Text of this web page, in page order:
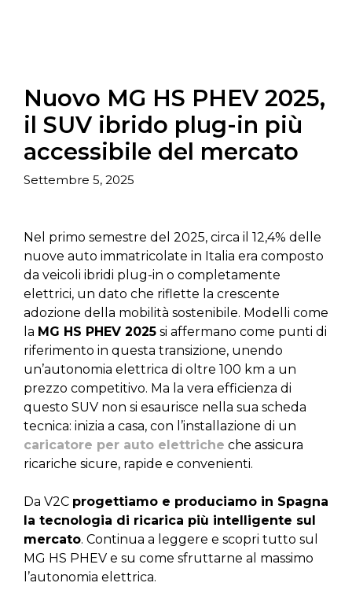
Nuovo MG HS PHEV 2025,
il SUV ibrido plug-in più
accessibile del mercato
Settembre 5, 2025
Nel primo semestre del 2025, circa il 12,4% delle
nuove auto immatricolate in Italia era composto
da veicoli ibridi plug-in o completamente
elettrici, un dato che riflette la crescente
adozione della mobilità sostenibile. Modelli come
la MG HS PHEV 2025 si affermano come punti di
riferimento in questa transizione, unendo
un’autonomia elettrica di oltre 100 km a un
prezzo competitivo. Ma la vera efficienza di
questo SUV non si esaurisce nella sua scheda
tecnica: inizia a casa, con l’installazione di un
caricatore per auto elettriche che assicura
ricariche sicure, rapide e convenienti.
Da V2C progettiamo e produciamo in Spagna
la tecnologia di ricarica più intelligente sul
mercato. Continua a leggere e scopri tutto sul
MG HS PHEV e su come sfruttarne al massimo
l’autonomia elettrica.